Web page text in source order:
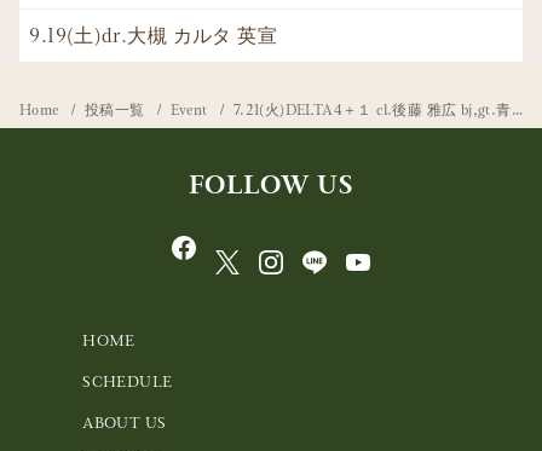
9.19(土)dr.大槻 カルタ 英宣
Home 投稿一覧 Event 7.21(火)DELTA4＋１ cl.後藤 雅広 bj,gt.青木 研 p.後藤 千香
FOLLOW US
HOME
SCHEDULE
ABOUT US